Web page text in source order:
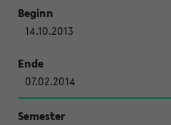
14.10.2013
07.02.2014